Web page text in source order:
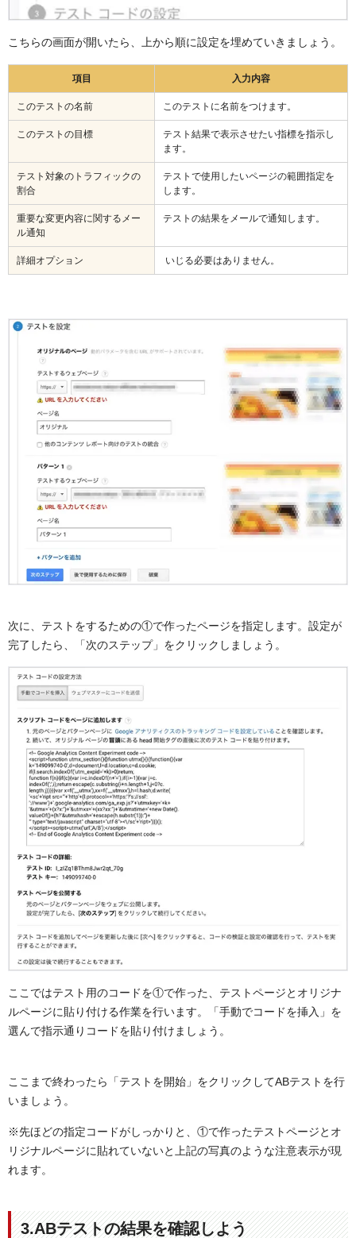
こちらの画面が開いたら、上から順に設定を埋めていきましょう。
項目 入力内容
このテストの名前 このテストに名前をつけます。
このテストの目標
テスト結果で表示させたい指標を指示し
ます。
テスト対象のトラフィックの
割合
テストで使用したいページの範囲指定を
します。
重要な変更内容に関するメー
ル通知
テストの結果をメールで通知します。
詳細オプション いじる必要はありません。
次に、テストをするための①で作ったページを指定します。設定が
完了したら、「次のステップ」をクリックしましょう。
ここではテスト用のコードを①で作った、テストページとオリジナ
ルページに貼り付ける作業を行います。「手動でコードを挿入」を
選んで指示通りコードを貼り付けましょう。
ここまで終わったら「テストを開始」をクリックしてABテストを行
いましょう。
※先ほどの指定コードがしっかりと、①で作ったテストページとオ
リジナルページに貼れていないと上記の写真のような注意表示が現
れます。
3.ABテストの結果を確認しよう